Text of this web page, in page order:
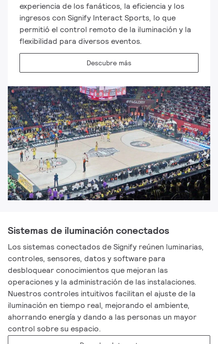
experiencia de los fanáticos, la eficiencia y los
ingresos con Signify Interact Sports, lo que
permitió el control remoto de la iluminación y la
flexibilidad para diversos eventos.
Descubre más
Sistemas de iluminación conectados
Los sistemas conectados de Signify reúnen luminarias,
controles, sensores, datos y software para
desbloquear conocimientos que mejoran las
operaciones y la administración de las instalaciones.
Nuestros controles intuitivos facilitan el ajuste de la
iluminación en tiempo real, mejorando el ambiente,
ahorrando energía y dando a las personas un mayor
control sobre su espacio.